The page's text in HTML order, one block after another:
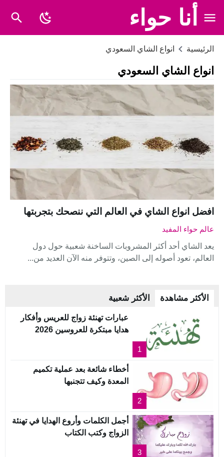
أنا حواء
الرئيسية انواع الشاي السعودي
انواع الشاي السعودي
افضل انواع الشاي في العالم التي ننصحك بتجربتها
عالم حواء المفيد
يعد الشاي أحد أكثر المشروبات الساخنة شعبية حول دول
العالم، تعود أصوله إلى الصين، وتتوفر منه الآن العديد من...
الأكثر مشاهدة الأكثر شعبية
1
عبارات تهنئة زواج للعريس وأفكار
هدايا مبتكرة للعروسين 2026
2
أخطاء شائعة بعد عملية تكميم
المعدة وكيف تتجنبها
3
أجمل الكلمات وأروع الهدايا في تهنئة
الزواج وكتب الكتاب